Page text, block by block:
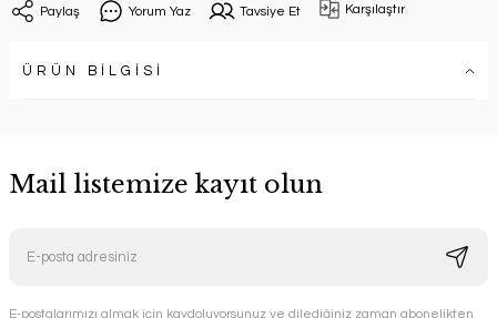
Paylaş Yorum Yaz Tavsiye Et Karşılaştır
ÜRÜN BİLGİSİ
Mail listemize kayıt olun
E-postalarımızı almak için kaydoluyorsunuz ve dilediğiniz zaman abonelikten